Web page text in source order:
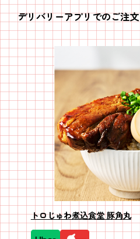
デリバリーアプリでのご注文
トロじゅわ煮込食堂 豚角丸